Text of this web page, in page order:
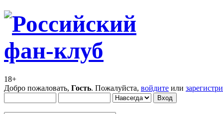
18+
Добро пожаловать, Гость. Пожалуйста, войдите или